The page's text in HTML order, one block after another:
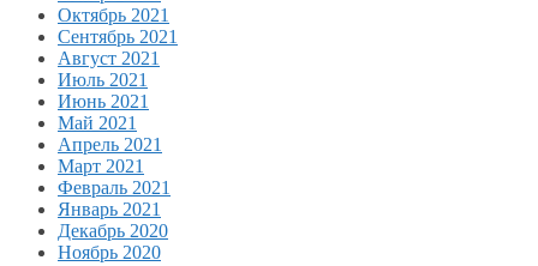
Октябрь 2021
Сентябрь 2021
Август 2021
Июль 2021
Июнь 2021
Май 2021
Апрель 2021
Март 2021
Февраль 2021
Январь 2021
Декабрь 2020
Ноябрь 2020